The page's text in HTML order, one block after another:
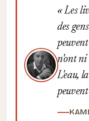
Les
des
n'ont ni
L'eau,